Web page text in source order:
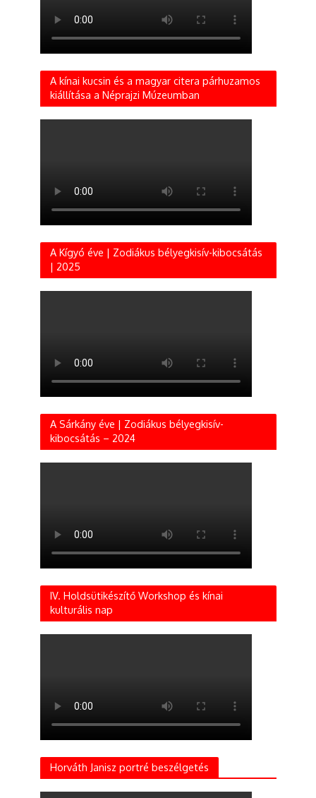
A kínai kucsin és a magyar citera párhuzamos
kiállítása a Néprajzi Múzeumban
A Kígyó éve | Zodiákus bélyegkisív-kibocsátás
| 2025
A Sárkány éve | Zodiákus bélyegkisív-
kibocsátás – 2024
IV. Holdsütikészítő Workshop és kínai
kulturális nap
Horváth Janisz portré beszélgetés